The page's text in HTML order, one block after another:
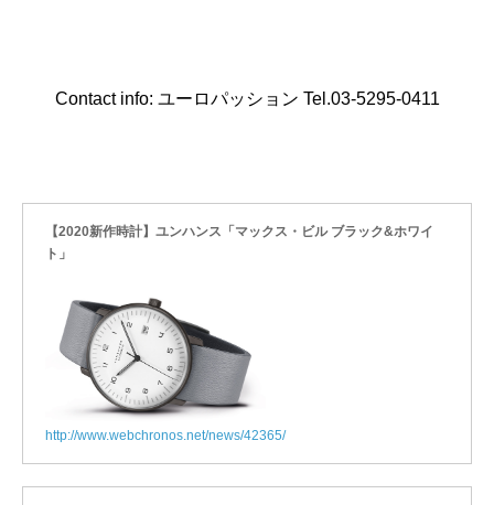
Contact info: ユーロパッション Tel.03-5295-0411
【2020新作時計】ユンハンス「マックス・ビル ブラック&ホワイ
ト」
http://www.webchronos.net/news/42365/